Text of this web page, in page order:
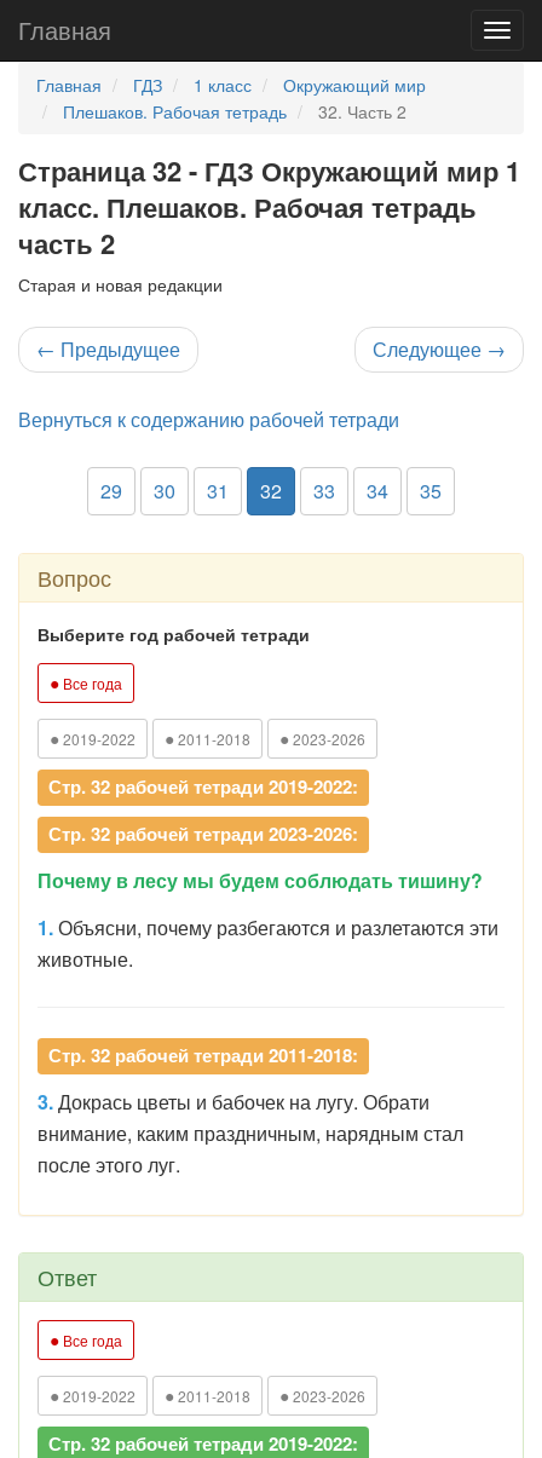
Главная
Главная ГДЗ 1 класс
Окружающий мир
Плешаков. Рабочая тетрадь
32. Часть 2
Страница 32 - ГДЗ Окружающий мир 1
класс. Плешаков. Рабочая тетрадь
часть 2
Старая и новая редакции
← Предыдущее Следующее →
Вернуться к содержанию рабочей тетради
29 30 31 32 33 34 35
Вопрос
Выберите год рабочей тетради
● Все года
● 2019-2022 ● 2011-2018 ● 2023-2026
Стр. 32 рабочей тетради 2019-2022:
Стр. 32 рабочей тетради 2023-2026:
Почему в лесу мы будем соблюдать тишину?
1.Объясни, почему разбегаются и разлетаются эти
животные.
Стр. 32 рабочей тетради 2011-2018:
3.Докрась цветы и бабочек на лугу. Обрати
внимание, каким праздничным, нарядным стал
после этого луг.
Ответ
● Все года
● 2019-2022 ● 2011-2018 ● 2023-2026
Стр. 32 рабочей тетради 2019-2022: